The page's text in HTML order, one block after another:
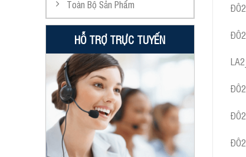
Toàn Bộ Sản Phẩm
HỖ TRỢ TRỰC TUYẾN